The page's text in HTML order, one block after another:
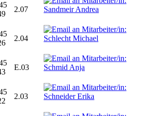
2.07
2.04
E.03
2.03